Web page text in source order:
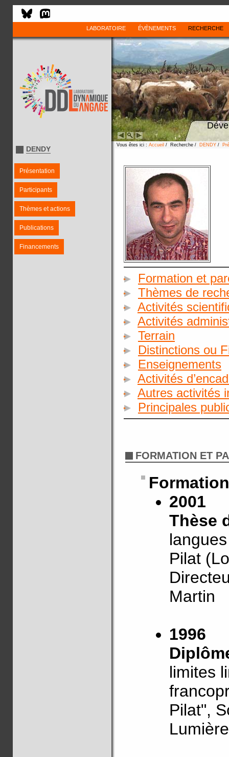
LABORATOIRE ÉVÈNEMENTS RECHERCHE
DENDY
Présentation
Participants
Thèmes et actions
Publications
Financements
Vous êtes ici : Accueil / Recherche / DENDY /
Formation et
Thèmes de
Activités
Activités
Terrain
Distinctions ou
Enseignements
Activités
Autres activités
Principales
FORMATION ET
Formation
2001
Thèse
Pilat
Martin
1996
limites
Pilat",